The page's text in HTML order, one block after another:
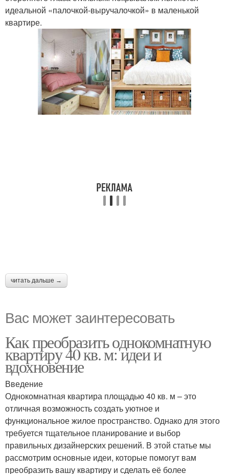
идеальной «палочкой-выручалочкой» в маленькой
квартире.
читать дальше →
Вас может заинтересовать
Как преобразить однокомнатную
квартиру 40 кв. м: идеи и
вдохновение
Введение
Однокомнатная квартира площадью 40 кв. м – это
отличная возможность создать уютное и
функциональное жилое пространство. Однако для этого
требуется тщательное планирование и выбор
правильных дизайнерских решений. В этой статье мы
рассмотрим основные идеи, которые помогут вам
преобразить вашу квартиру и сделать её более